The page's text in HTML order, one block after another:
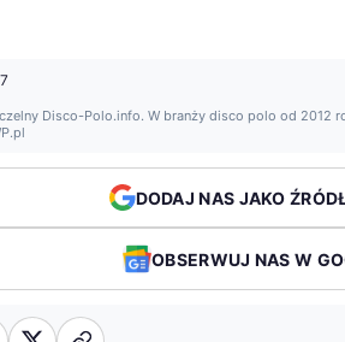
Disco-Polo.info. W branży disco polo od 2012
DODAJ NAS JAKO
OBSERWUJ NAS W